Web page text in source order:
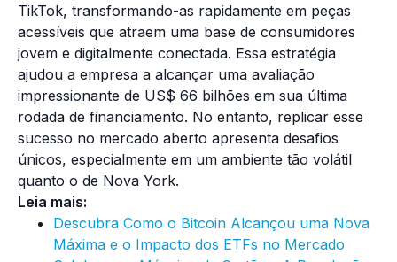
TikTok, transformando-as rapidamente em peças
acessíveis que atraem uma base de consumidores
jovem e digitalmente conectada. Essa estratégia
ajudou a empresa a alcançar uma avaliação
impressionante de US$ 66 bilhões em sua última
rodada de financiamento. No entanto, replicar esse
sucesso no mercado aberto apresenta desafios
únicos, especialmente em um ambiente tão volátil
quanto o de Nova York.
Leia mais:
Descubra Como o Bitcoin Alcançou uma Nova
Máxima e o Impacto dos ETFs no Mercado